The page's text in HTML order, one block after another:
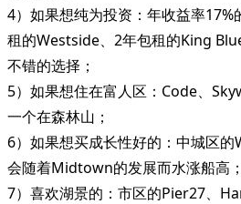
4）如果想纯为投资：年收益率
租的Westside、2年包租的King
不错的选择；
5）如果想住在富人区：Code、
一个在森林山；
6）如果想买成长性好的：中城区
会随着Midtown的发展而水涨船高；
7）喜欢湖景的：市区的Pier27、